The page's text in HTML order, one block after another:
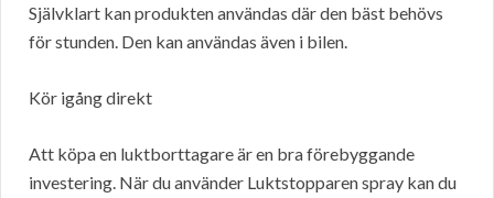
Självklart kan produkten användas där den bäst behövs
för stunden. Den kan användas även i bilen.
Kör igång direkt
Att köpa en luktborttagare är en bra förebyggande
investering. När du använder Luktstopparen spray kan du